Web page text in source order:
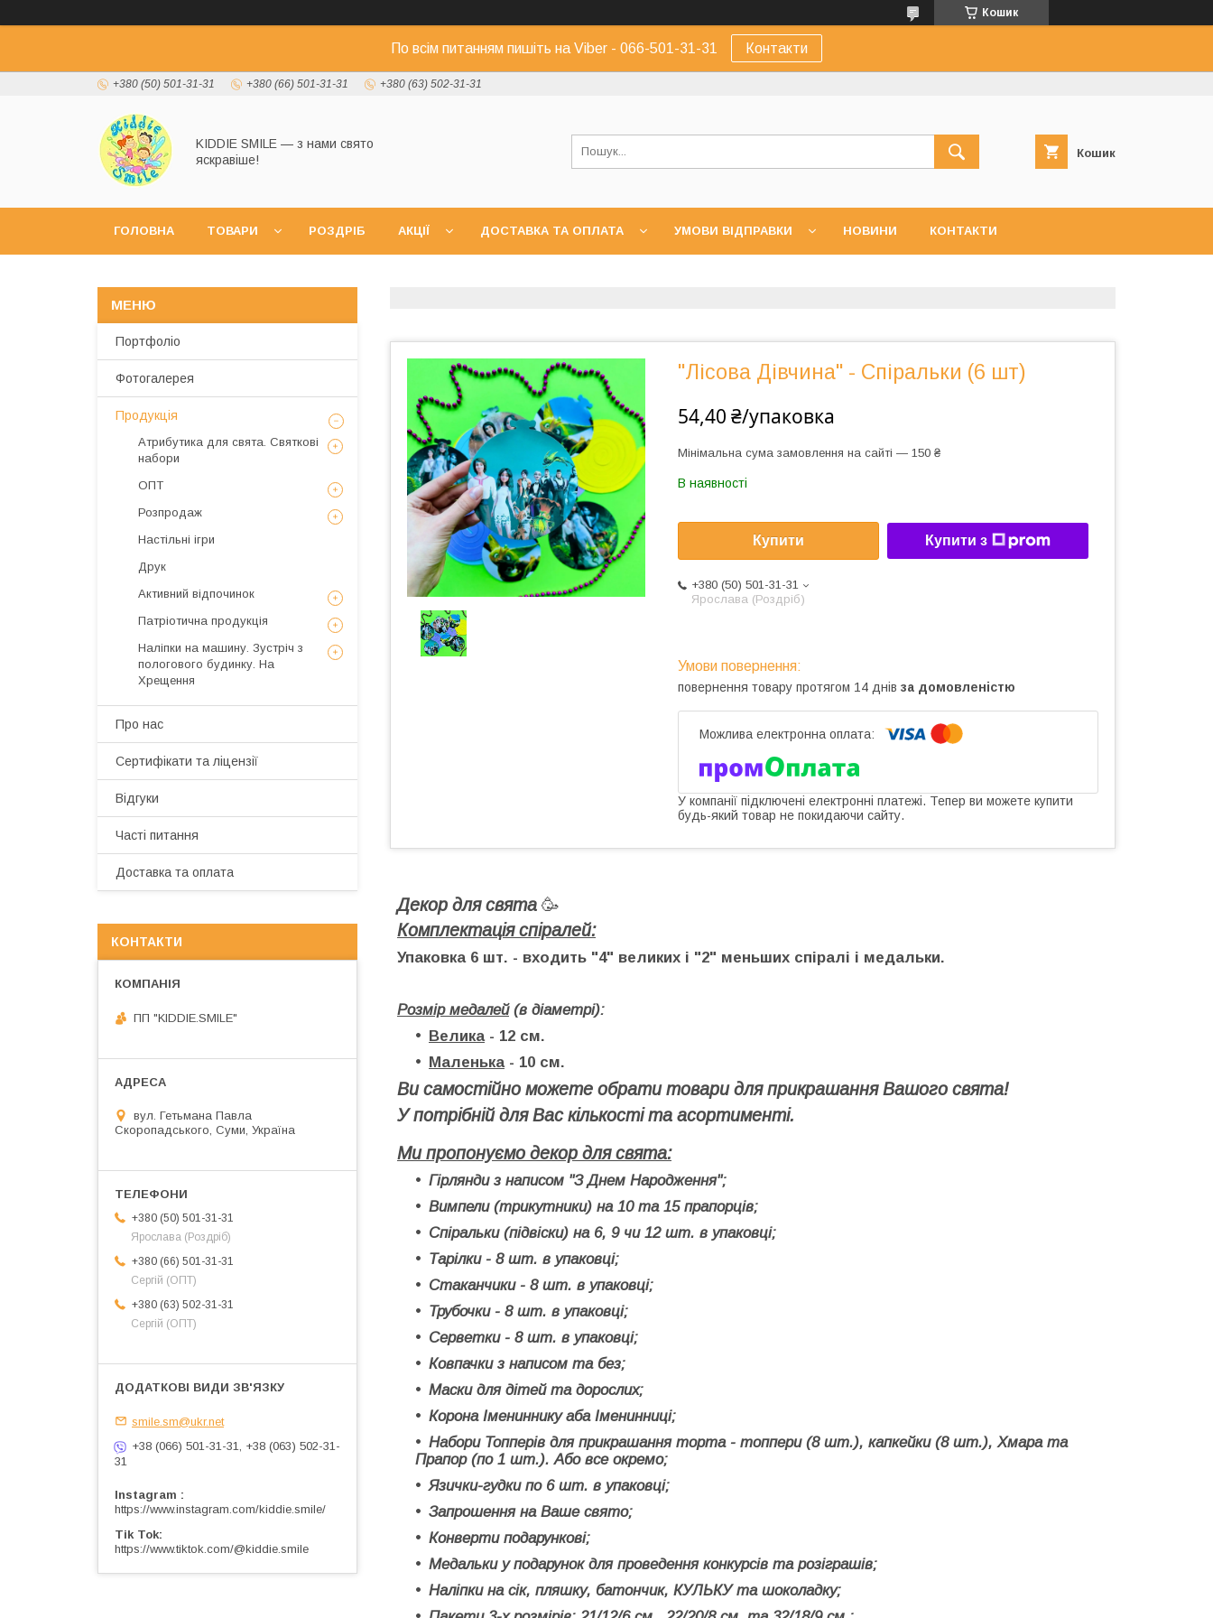
Кошик
По всім питанням пишіть на Viber - 066-501-31-31 Контакти
+380 (50) 501-31-31 +380 (66) 501-31-31 +380 (63) 502-31-31
KIDDIE SMILE — з нами свято
яскравіше!
Кошик
ГОЛОВНА ТОВАРИ РОЗДРІБ АКЦІЇ ДОСТАВКА ТА ОПЛАТА УМОВИ ВІДПРАВКИ НОВИНИ КОНТАКТИ
"Лісова Дівчина" - Спіральки (6 шт)
54,40 ₴/упаковка
Мінімальна сума замовлення на сайті — 150 ₴
В наявності
Купити Купити з
+380 (50) 501-31-31
Ярослава (Роздріб)
повернення товару протягом 14 днів за домовленістю
У компанії підключені електронні платежі. Тепер ви можете купити
будь-який товар не покидаючи сайту.
Декор для свята 🥳
Комплектація спіралей:
Упаковка 6 шт. - входить "4" великих і "2" меньших спіралі і медальки.
Розмір медалей(в діаметрі):
Велика- 12 см.
Маленька- 10 см.
Ви самостійно можете обрати товари для прикрашання Вашого свята!
У потрібній для Вас кількості та асортименті.
Ми пропонуємо декор для свята:
Гірлянди з написом "З Днем Народження";
Вимпели (трикутники) на 10 та 15 прапорців;
Спіральки (підвіски) на 6, 9 чи 12 шт. в упаковці;
Тарілки - 8 шт. в упаковці;
Стаканчики - 8 шт. в упаковці;
Трубочки - 8 шт. в упаковці;
Серветки - 8 шт. в упаковці;
Ковпачки з написом та без;
Маски для дітей та дорослих;
Корона Імениннику аба Іменинниці;
Набори Топперів для прикрашання торта - топпери (8 шт.), капкейки (8 шт.), Хмара та
Прапор (по 1 шт.). Або все окремо;
Язички-гудки по 6 шт. в упаковці;
Запрошення на Ваше свято;
Конверти подарункові;
Медальки у подарунок для проведення конкурсів та розіграшів;
Наліпки на сік, пляшку, батончик, КУЛЬКУ та шоколадку;
Портфоліо
Фотогалерея
Продукція
Атрибутика для свята. Святкові
набори
ОПТ
Розпродаж
Настільні ігри
Друк
Активний відпочинок
Патріотична продукція
Наліпки на машину. Зустріч з
пологового будинку. На
Хрещення
Про нас
Сертифікати та ліцензії
Відгуки
Часті питання
Доставка та оплата
КОНТАКТИ
ПП "KIDDIE.SMILE"
вул. Гетьмана Павла
Скоропадського, Суми, Україна
+380 (50) 501-31-31
Ярослава (Роздріб)
+380 (66) 501-31-31
Сергій (ОПТ)
+380 (63) 502-31-31
Сергій (ОПТ)
smile.sm@ukr.net
+38 (066) 501-31-31, +38 (063) 502-31-
31
Instagram
https://www.instagram.com/kiddie.smile/
Tik Tok
https://www.tiktok.com/@kiddie.smile